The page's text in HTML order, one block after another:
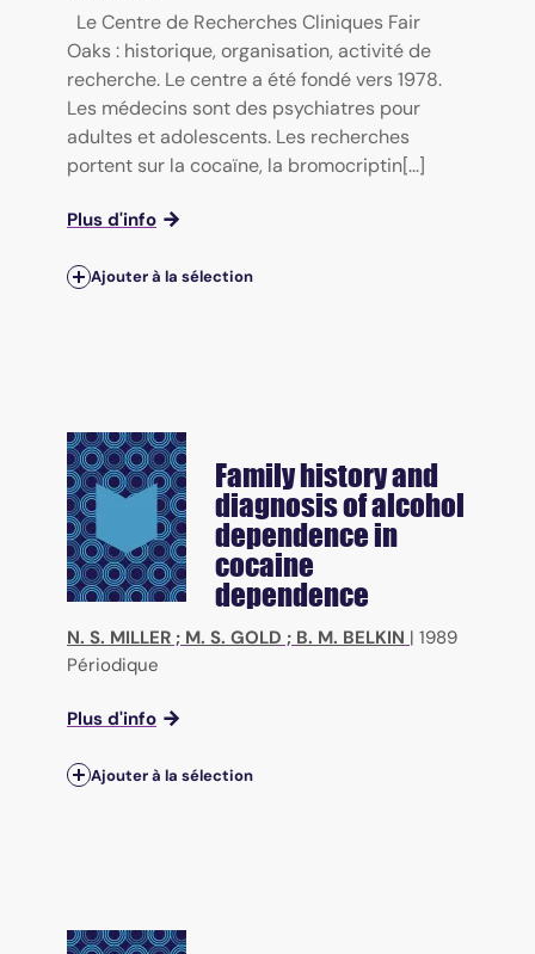
Le Centre de Recherches Cliniques Fair
Oaks : historique, organisation, activité de
recherche. Le centre a été fondé vers 1978.
Les médecins sont des psychiatres pour
adultes et adolescents. Les recherches
portent sur la cocaïne, la bromocriptin[...]
Plus d'info
Ajouter à la sélection
Family history and
diagnosis of alcohol
dependence in
cocaine
dependence
N. S. MILLER ; M. S. GOLD ; B. M. BELKIN | 1989
Périodique
Plus d'info
Ajouter à la sélection